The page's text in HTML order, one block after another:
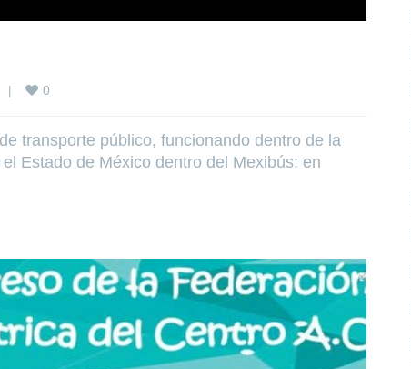
0
transporte público, funcionando dentro de la
Estado de México dentro del Mexibús; en